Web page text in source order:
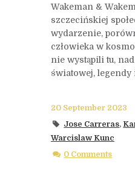
Wakeman &
szczecińskiej
wydarzenie,
człowieka w
nie wystąpili tu,
światowej, legendy
20 September 2023
Jose Carreras,
Warcislaw Kunc
0 Comments